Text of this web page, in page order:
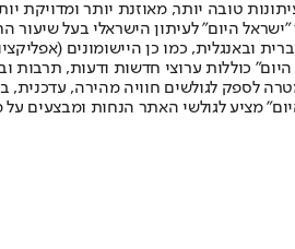
טובה יותר, מאוזנת יותר ומדויקת
המהדורה המודפסת הראשונה פורסמה ב-30 ביולי 2007, וב-2010
כוללות ערוצי חדשות ודעות, תרבות
במטרה לספק לגולשים חוויה מהירה,
מציע לגולשי האתר הנחות ומבצעים